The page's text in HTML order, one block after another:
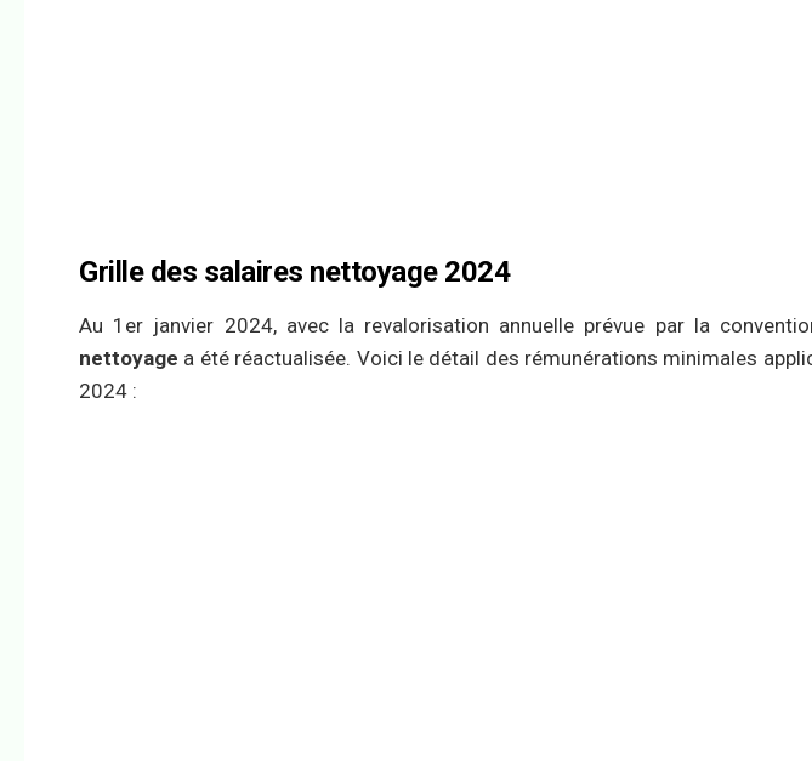
Grille des salaires nettoyage 2024
Au 1er janvier 2024, avec la revalorisation annuelle prévue par la
nettoyage a été réactualisée. Voici le détail des rémunérations minimales
2024 :